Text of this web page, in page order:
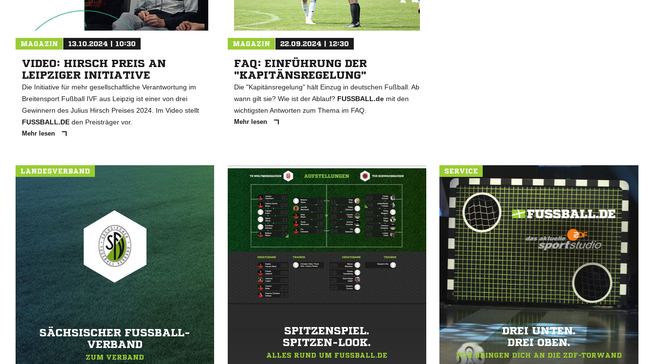
MAGAZIN 13.10.2024 | 10:30
VIDEO: HIRSCH PREIS AN
LEIPZIGER INITIATIVE
Die Initiative für mehr gesellschaftliche Verantwortung im
Breitensport Fußball IVF aus Leipzig ist einer von drei
Gewinnern des Julius Hirsch Preises 2024. Im Video stellt
FUSSBALL.DE den Preisträger vor.
Mehr lesen
MAGAZIN 22.09.2024 | 12:30
FAQ: EINFÜHRUNG DER
"KAPITÄNSREGELUNG"
Die "Kapitänsregelung" hält Einzug in deutschen Fußball. Ab
wann gilt sie? Wie ist der Ablauf? FUSSBALL.demit den
wichtigsten Antworten zum Thema im FAQ.
Mehr lesen
LANDESVERBAND
SÄCHSISCHER FUSSBALL-V
ERBAND
ZUM VERBAND
SPITZENSPIEL.
SPITZEN-LOOK.
ALLES RUND UM FUSSBALL.DE
SERVICE
DREI UNTEN.
DREI OBEN.
WIR BRINGEN DICH AN DIE ZDF-TORWAND